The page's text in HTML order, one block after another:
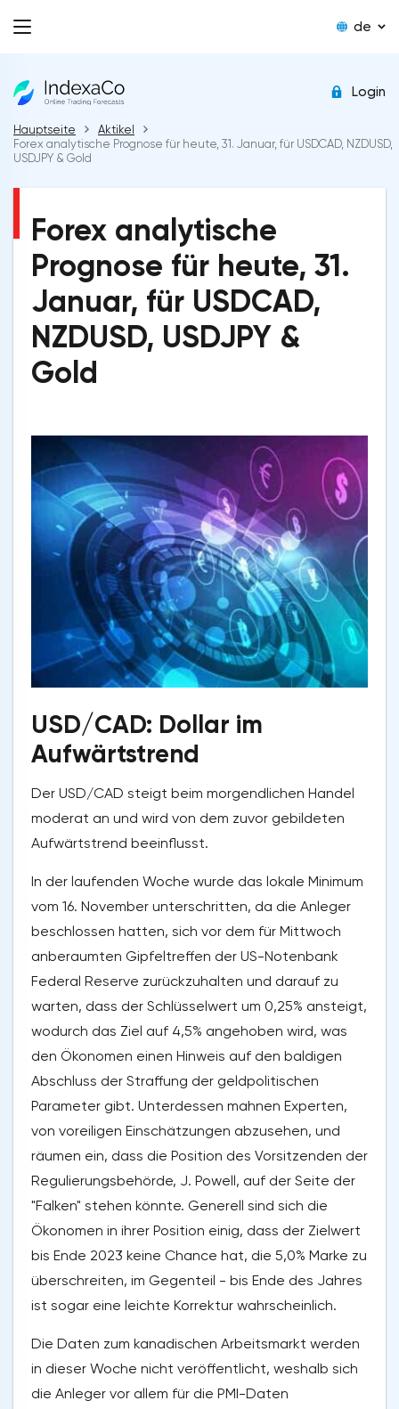
de
Login
Hauptseite
Aktikel
Forex analytische Prognose für heute, 31. Januar, für USDCAD, NZDUSD,
USDJPY & Gold
Forex analytische
Prognose für heute, 31.
Januar, für USDCAD,
NZDUSD, USDJPY &
Gold
USD/CAD: Dollar im
Aufwärtstrend
Der USD/CAD steigt beim morgendlichen Handel
moderat an und wird von dem zuvor gebildeten
Aufwärtstrend beeinflusst.
In der laufenden Woche wurde das lokale Minimum
vom 16. November unterschritten, da die Anleger
beschlossen hatten, sich vor dem für Mittwoch
anberaumten Gipfeltreffen der US-Notenbank
Federal Reserve zurückzuhalten und darauf zu
warten, dass der Schlüsselwert um 0,25% ansteigt,
wodurch das Ziel auf 4,5% angehoben wird, was
den Ökonomen einen Hinweis auf den baldigen
Abschluss der Straffung der geldpolitischen
Parameter gibt. Unterdessen mahnen Experten,
von voreiligen Einschätzungen abzusehen, und
räumen ein, dass die Position des Vorsitzenden der
Regulierungsbehörde, J. Powell, auf der Seite der
"Falken" stehen könnte. Generell sind sich die
Ökonomen in ihrer Position einig, dass der Zielwert
bis Ende 2023 keine Chance hat, die 5,0% Marke zu
überschreiten, im Gegenteil - bis Ende des Jahres
ist sogar eine leichte Korrektur wahrscheinlich.
Die Daten zum kanadischen Arbeitsmarkt werden
in dieser Woche nicht veröffentlicht, weshalb sich
die Anleger vor allem für die PMI-Daten